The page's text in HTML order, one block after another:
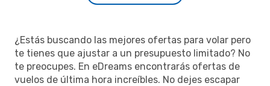
¿Estás buscando las mejores ofertas para volar pero
te tienes que ajustar a un presupuesto limitado? No
te preocupes. En eDreams encontrarás ofertas de
vuelos de última hora increíbles. No dejes escapar